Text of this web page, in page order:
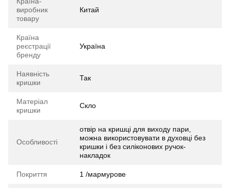
виробник
товару
Китай
Країна
реєстрації
бренду
Україна
Наявність
кришки
Так
Матеріал
кришки
Скло
Особливості
отвір на кришці для виходу пари,
можна використовувати в духовці без
кришки і без силіконових ручок-
накладок
Покриття 1 /мармурове